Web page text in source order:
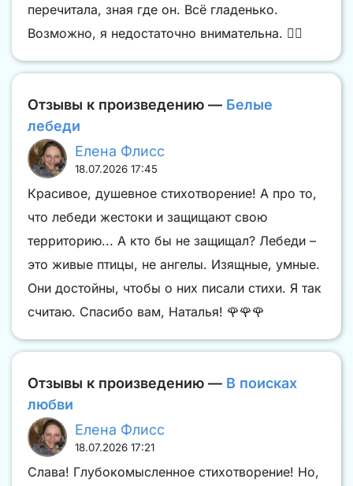
перечитала, зная где он. Всё гладенько.
Возможно, я недостаточно внимательна. 🤷‍♀️
Отзывы к произведению — Белые
лебеди
Елена Флисс
18.07.2026 17:45
Красивое, душевное стихотворение! А про то,
что лебеди жестоки и защищают свою
территорию... А кто бы не защищал? Лебеди –
это живые птицы, не ангелы. Изящные, умные.
Они достойны, чтобы о них писали стихи. Я так
считаю. Спасибо вам, Наталья! 🌹🌹🌹
Отзывы к произведению — В поисках
любви
Елена Флисс
18.07.2026 17:21
Слава! Глубокомысленное стихотворение! Но,